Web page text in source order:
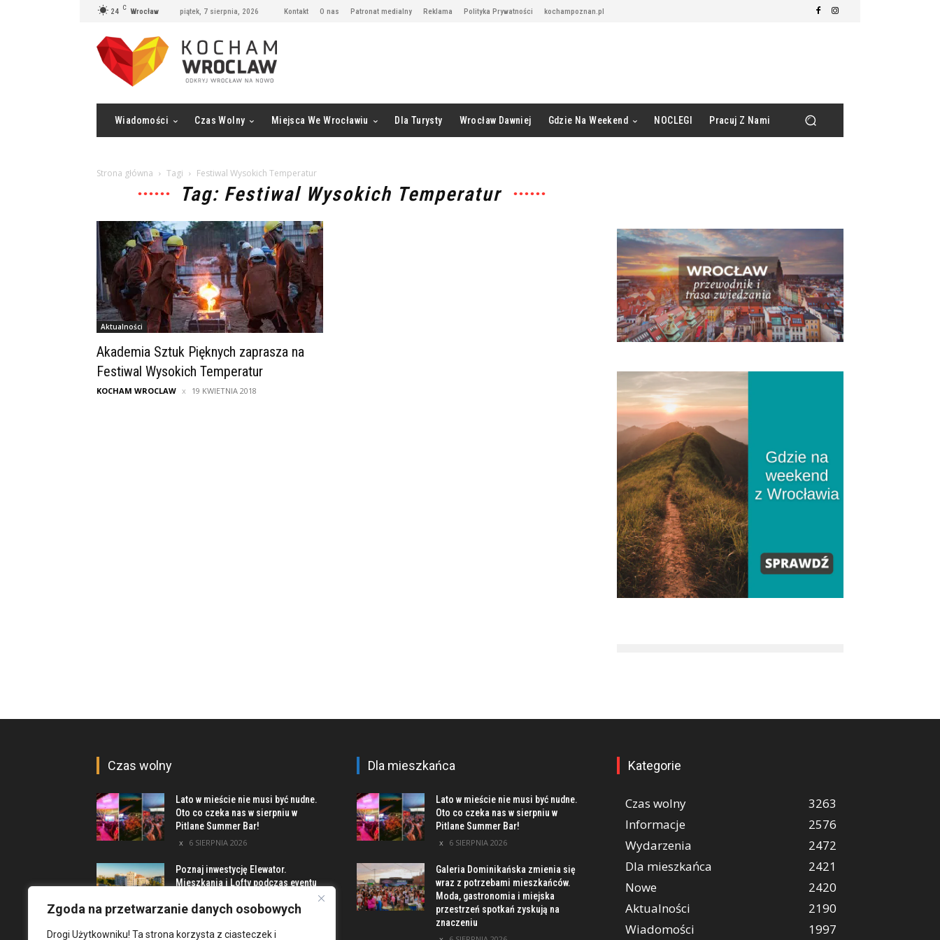
Zgoda na przetwarzanie danych osobowych
Drogi Użytkowniku! Ta strona korzysta z ciasteczek i
24 C Wrocław piątek, 7 sierpnia, 2026 Kontakt O nas Patronat medialny Reklama Polityka Prywatności kochampoznan.pl
Wiadomości Czas Wolny Miejsca We Wrocławiu Dla Turysty Wrocław Dawniej Gdzie Na Weekend NOCLEGI Pracuj Z Nami
Strona główna Tagi Festiwal Wysokich Temperatur
Tag: Festiwal Wysokich Temperatur
Aktualności
Akademia Sztuk Pięknych zaprasza na
Festiwal Wysokich Temperatur
KOCHAM WROCLAW 19 KWIETNIA 2018
Czas wolny
Lato w mieście nie musi być nudne.
Oto co czeka nas w sierpniu w
Pitlane Summer Bar!
6 SIERPNIA 2026
Poznaj inwestycję Elewator.
Mieszkania i Lofty podczas eventu
5 SIERPNIA 2026
Dla mieszkańca
Lato w mieście nie musi być nudne.
Oto co czeka nas w sierpniu w
Pitlane Summer Bar!
6 SIERPNIA 2026
Galeria Dominikańska zmienia się
wraz z potrzebami mieszkańców.
Moda, gastronomia i miejska
przestrzeń spotkań zyskują na
znaczeniu
Kategorie
Czas wolny
3263
Informacje
2576
Wydarzenia
2472
Dla mieszkańca
2421
Nowe
2420
Aktualności
2190
Wiadomości
1997